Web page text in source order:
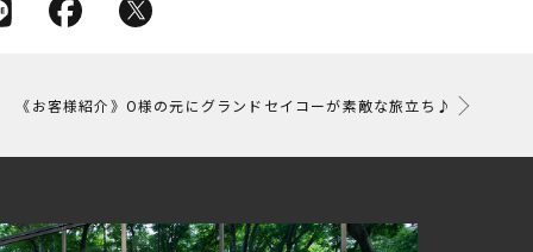
《お客様紹介》O様の元にグランドセイコーが素敵な旅立ち♪